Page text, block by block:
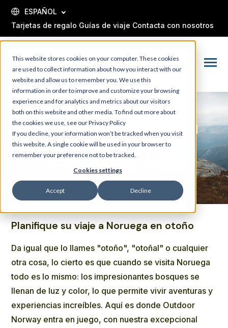
This website stores cookies on your computer. These cookies
are used to collect information about how you interact with our
website and allow us to remember you. We use this
information in order to improve and customize your browsing
experience and for analytics and metrics about our visitors
both on this website and other media. To find out more about
the cookies we use, see our Privacy Policy
If you decline, your information won’t be tracked when you visit
this website. A single cookie will be used in your browser to
remember your preference not to be tracked.
Cookies settings
Accept Decline
CONTENT
Tarjetas de regalo Guías de viaje Contacta con nosotros
ESPAÑOL
Toggle
EXCURSIONES DE OTOÑO EN
VOSS, NORUEGA
¡La temporada de colores ya está aquí!
Planifique su viaje a Noruega en otoño
Da igual que lo llames "otoño", "otoñal" o cualquier
otra cosa, lo cierto es que cuando se visita Noruega
todo es lo mismo: los impresionantes bosques se
llenan de luz y color, lo que permite vivir aventuras y
experiencias increíbles. Aquí es donde Outdoor
Norway entra en juego, con nuestra excepcional